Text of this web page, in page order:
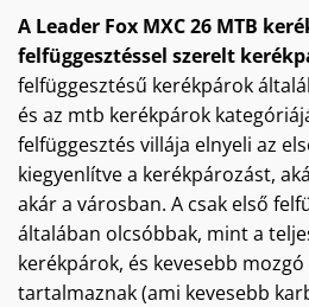
A Leader Fox MXC 26 MTB
felfüggesztéssel szerelt
felfüggesztésű kerékpárok
és az mtb kerékpárok
felfüggesztés villája elnyeli az
kiegyenlítve a kerékpározást,
akár a városban. A csak első
általában olcsóbbak, mint a
kerékpárok, és kevesebb
tartalmaznak (ami kevesebb